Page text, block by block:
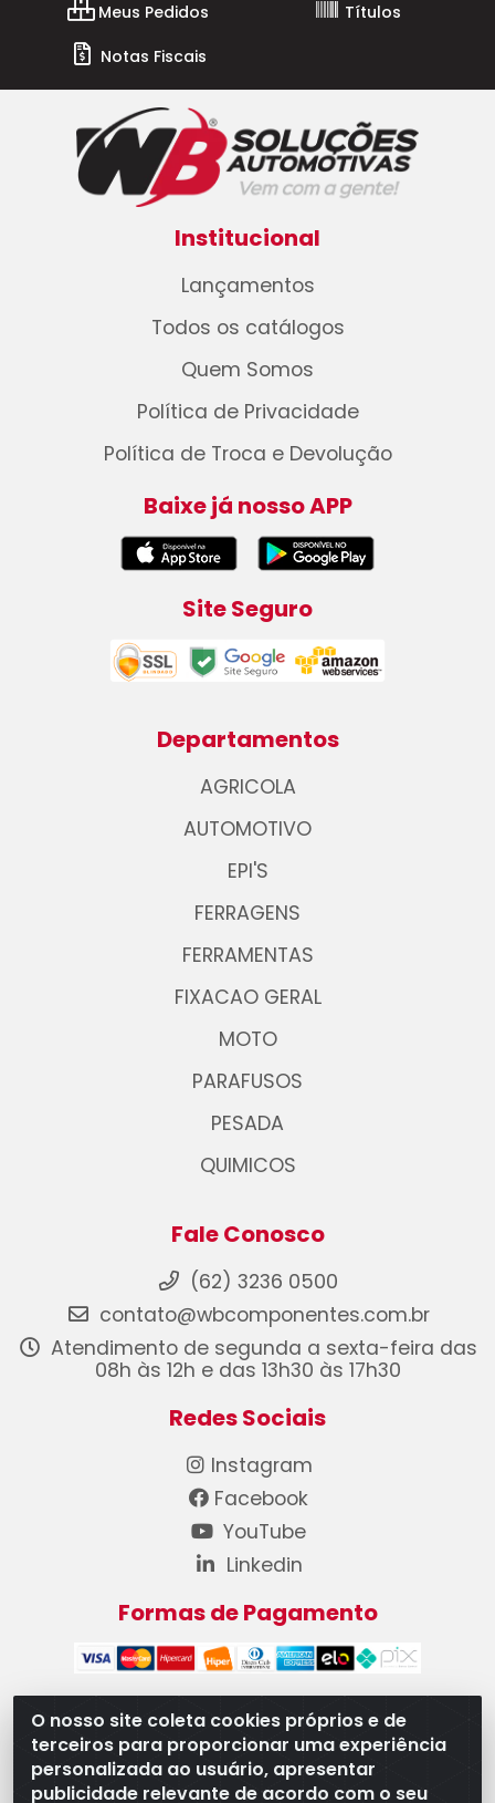
O nosso site coleta cookies próprios e de
terceiros para proporcionar uma experiência
personalizada ao usuário, apresentar
publicidade relevante de acordo com o seu
Meus Pedidos
Títulos
Notas Fiscais
Institucional
Lançamentos
Todos os catálogos
Quem Somos
Política de Privacidade
Política de Troca e Devolução
Baixe já nosso APP
Site Seguro
Departamentos
AGRICOLA
AUTOMOTIVO
EPI'S
FERRAGENS
FERRAMENTAS
FIXACAO GERAL
MOTO
PARAFUSOS
PESADA
QUIMICOS
Fale Conosco
(62) 3236 0500
contato@wbcomponentes.com.br
Atendimento de segunda a sexta-feira das
08h às 12h e das 13h30 às 17h30
Redes Sociais
Instagram
Facebook
YouTube
Linkedin
Formas de Pagamento
WB Componentes Automotivos LTDA - CNPJ
08.528.393/0001-12 - Rua do Níquel, 667 - Parque
Oeste Industrial, Goiânia/GO - CEP 74375-660